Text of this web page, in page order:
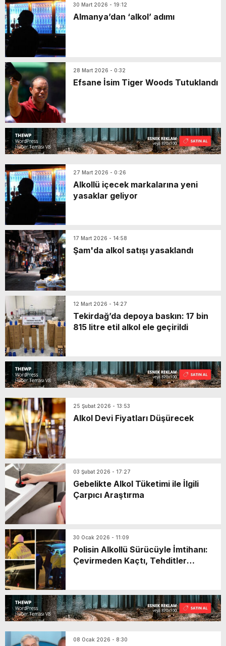
30 Mart 2026 - 19:12
Almanya’dan ‘alkol’ adımı
28 Mart 2026 - 0:32
Efsane İsim Tiger Woods Tutuklandı
27 Mart 2026 - 0:26
Alkollü içecek markalarına yeni
yasaklar geliyor
17 Mart 2026 - 14:58
Şam'da alkol satışı yasaklandı
12 Mart 2026 - 14:27
Tekirdağ’da depoya baskın: 17 bin
815 litre etil alkol ele geçirildi
25 Şubat 2026 - 13:53
Alkol Devi Fiyatları Düşürecek
03 Şubat 2026 - 17:27
Gebelikte Alkol Tüketimi ile İlgili
Çarpıcı Araştırma
30 Ocak 2026 - 11:09
Polisin Alkollü Sürücüyle İmtihanı:
Çevirmeden Kaçtı, Tehditler
08 Ocak 2026 - 8:30